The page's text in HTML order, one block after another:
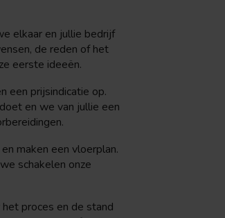
elkaar en jullie bedrijf
de reden of het
eerste ideeën.
een prijsindicatie op.
en we van jullie een
maken een vloerplan.
schakelen onze
proces en de stand